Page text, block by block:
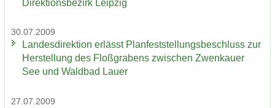
Di­rek­ti­ons­be­zirk Leip­zig
30.07.2009
Lan­des­di­rek­ti­on er­lässt Plan­fest­stel­lungs­be­schluss zur
Her­stel­lung des Floß­gra­bens zwi­schen Zwenkau­er
See und Wald­bad Lauer
27.07.2009